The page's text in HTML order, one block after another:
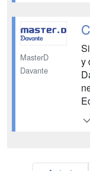
MasterD
Davante
y